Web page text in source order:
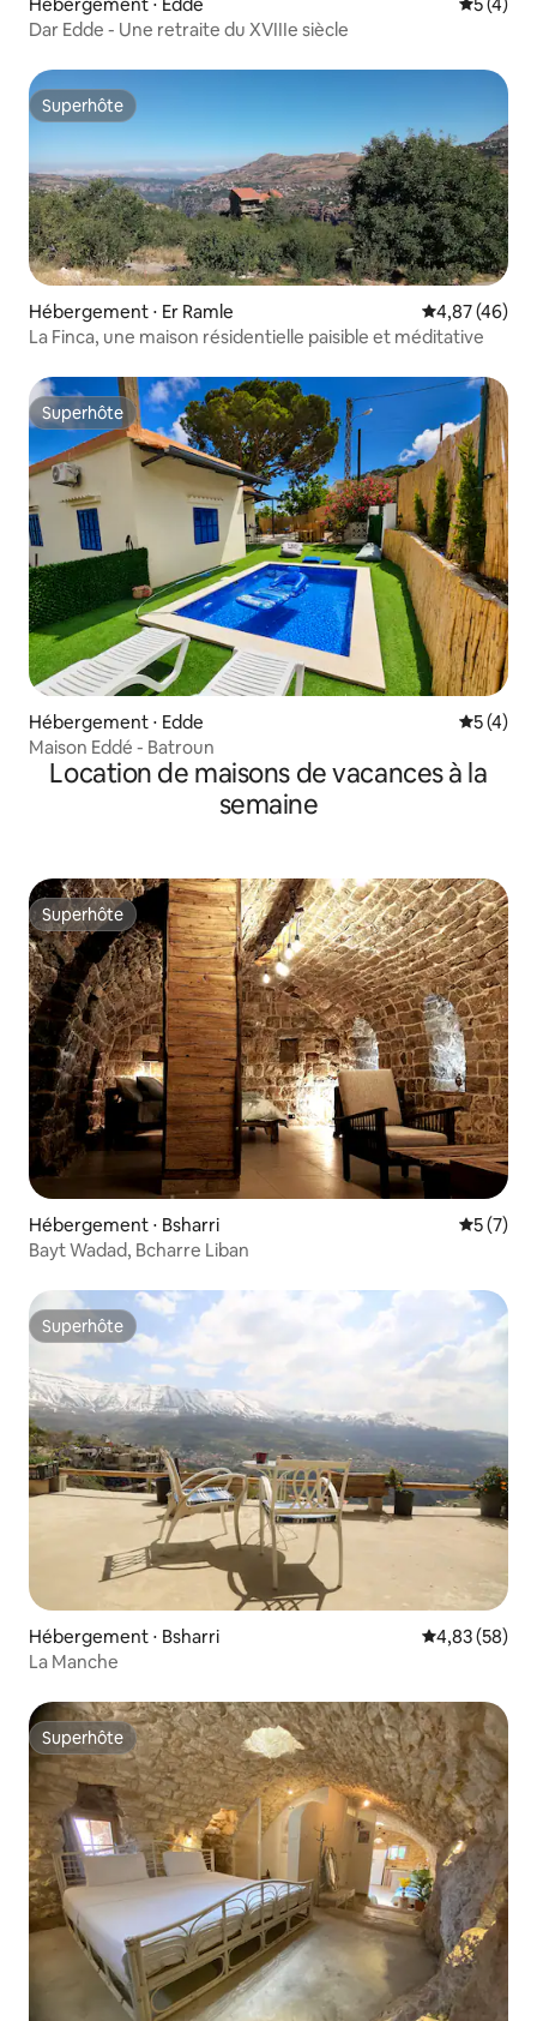
Dar Edde - Une retraite du XVIIIe siècle
Superhôte
Superhôte
Hébergement ⋅ Er Ramle Évaluation
4,87 (46)
La Finca, une maison résidentielle paisible et méditative
Superhôte
Superhôte
Hébergement ⋅ Edde
5 (4)
Maison Eddé - Batroun
Location de maisons de vacances à la
semaine
Superhôte
Superhôte
Hébergement ⋅ Bsharri
5 (7)
Bayt Wadad, Bcharre Liban
Superhôte
Superhôte
Hébergement ⋅ Bsharri Évaluation
4,83 (58)
La Manche
Superhôte
Superhôte